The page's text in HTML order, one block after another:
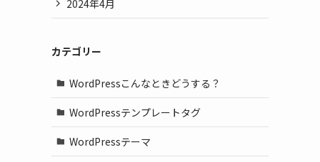
2024年4月
カテゴリー
WordPressこんなときどうする？
WordPressテンプレートタグ
WordPressテーマ